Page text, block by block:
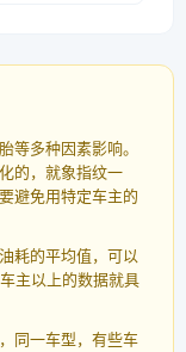
等多种因素影响。
的，就象指纹一
避免用特定车主的
耗的平均值，可以
主以上的数据就具
同一车型，有些车